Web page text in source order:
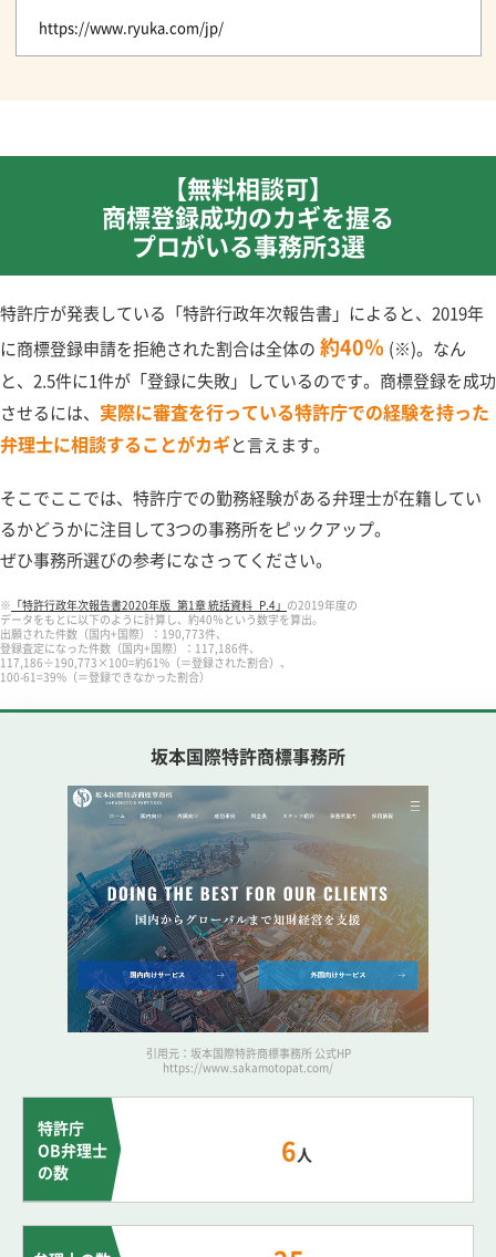
https://www.ryuka.com/jp/
【無料相談可】
商標登録成功のカギを握る
プロがいる事務所3選
特許庁が発表している「特許行政年次報告書」によると、2019年
に商標登録申請を拒絶された割合は全体の 約40％ (※)。なん
と、2.5件に1件が「登録に失敗」しているのです。商標登録を成功
させるには、 実際に審査を行っている特許庁での経験を持った
弁理士に相談することがカギと言えます。
そこでここでは、特許庁での勤務経験がある弁理士が在籍してい
るかどうかに注目して3つの事務所をピックアップ。
ぜひ事務所選びの参考になさってください。
※ 「特許行政年次報告書2020年版_第1章 統括資料_P.4」 の2019年度の
データをもとに以下のように計算し、約40％という数字を算出。
出願された件数（国内+国際）：190,773件、
登録査定になった件数（国内+国際）：117,186件、
117,186÷190,773×100=約61%（＝登録された割合）、
100-61=39%（＝登録できなかった割合）
坂本国際特許商標事務所
引用元：坂本国際特許商標事務所 公式HP
https://www.sakamotopat.com/
特許庁
OB弁理士
の数
6人